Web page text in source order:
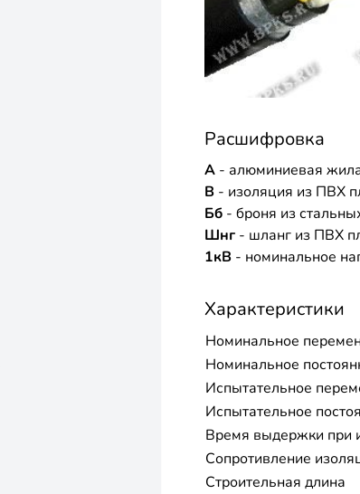
Расшифровка
А - алюминиевая
В - изоляция из ПВХ
Бб - броня из
Шнг - шланг из ПВХ
1кВ - номинальное
Характеристики
Номинальное
Номинальное
Испытательное
Испытательное
Время выдержки при
Сопротивление
Строительная длина